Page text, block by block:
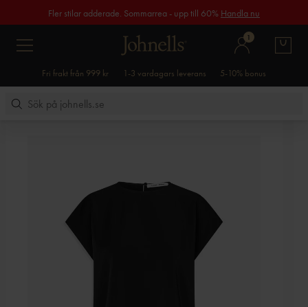
Fler stilar adderade. Sommarrea - upp till 60% Handla nu
1
Fri frakt från 999 kr 1-3 vardagars leverans 5-10% bonus